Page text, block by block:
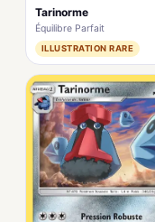
Tarinorme
Équilibre Parfait
ILLUSTRATION RARE